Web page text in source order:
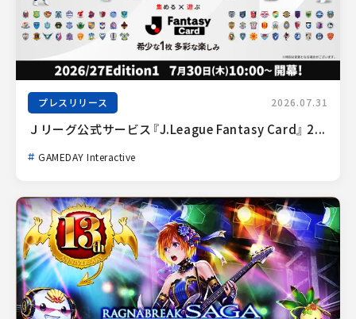
プレスリリース 2026.07.31
Ｊリーグ公式サービス『J.League Fantasy Card』 2...
GAMEDAY Interactive